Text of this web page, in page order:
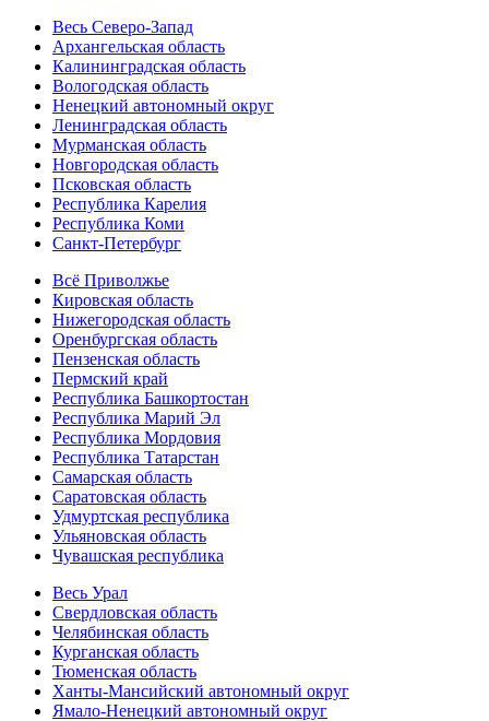
Весь Северо-Запад
Архангельская область
Калининградская область
Вологодская область
Ненецкий автономный округ
Ленинградская область
Мурманская область
Новгородская область
Псковская область
Республика Карелия
Республика Коми
Санкт-Петербург
Всё Приволжье
Кировская область
Нижегородская область
Оренбургская область
Пензенская область
Пермский край
Республика Башкортостан
Республика Марий Эл
Республика Мордовия
Республика Татарстан
Самарская область
Саратовская область
Удмуртская республика
Ульяновская область
Чувашская республика
Весь Урал
Свердловская область
Челябинская область
Курганская область
Тюменская область
Ханты-Мансийский автономный округ
Ямало-Ненецкий автономный округ